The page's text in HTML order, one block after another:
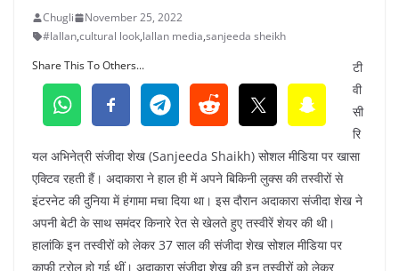
Chugli
November 25, 2022
#lallan,cultural look,lallan media,sanjeeda sheikh
Share This To Others...
टी
वी
सी
रि
यल अभिनेत्री संजीदा शेख (Sanjeeda Shaikh) सोशल मीडिया पर खासा
एक्टिव रहती हैं। अदाकारा ने हाल ही में अपने बिकिनी लुक्स की तस्वीरों से
इंटरनेट की दुनिया में हंगामा मचा दिया था। इस दौरान अदाकारा संजीदा शेख ने
अपनी बेटी के साथ समंदर किनारे रेत से खेलते हुए तस्वीरें शेयर की थी।
हालांकि इन तस्वीरों को लेकर 37 साल की संजीदा शेख सोशल मीडिया पर
काफी ट्रोल हो गई थीं। अदाकारा संजीदा शेख की इन तस्वीरों को लेकर